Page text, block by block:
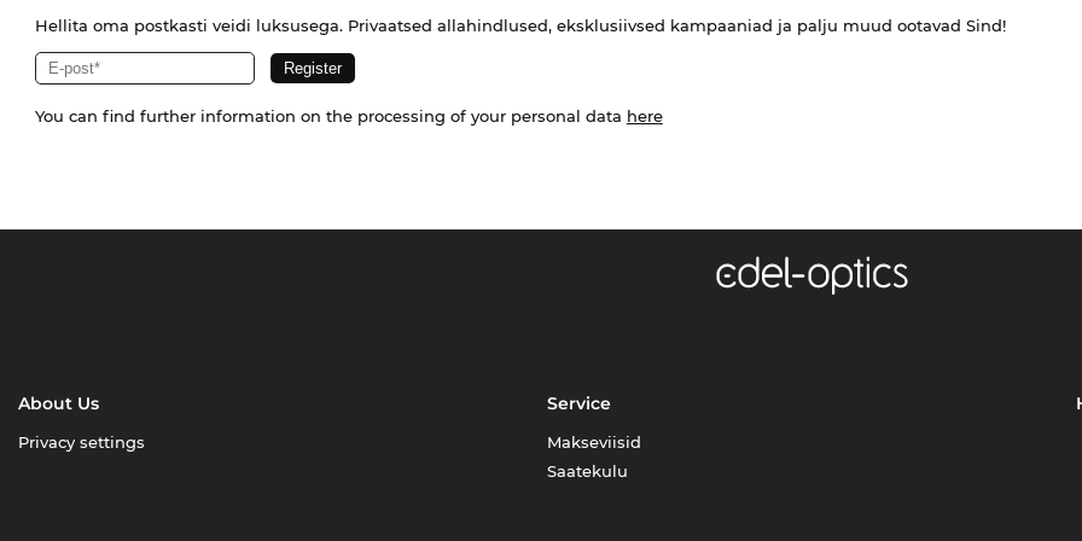
Hellita oma postkasti veidi luksusega. Privaatsed allahindlused, eksklusiivsed kampaaniad ja palju muud ootavad Sind!
You can find further information on the processing of your personal data here
About Us
Privacy settings
Service
Makseviisid
Saatekulu